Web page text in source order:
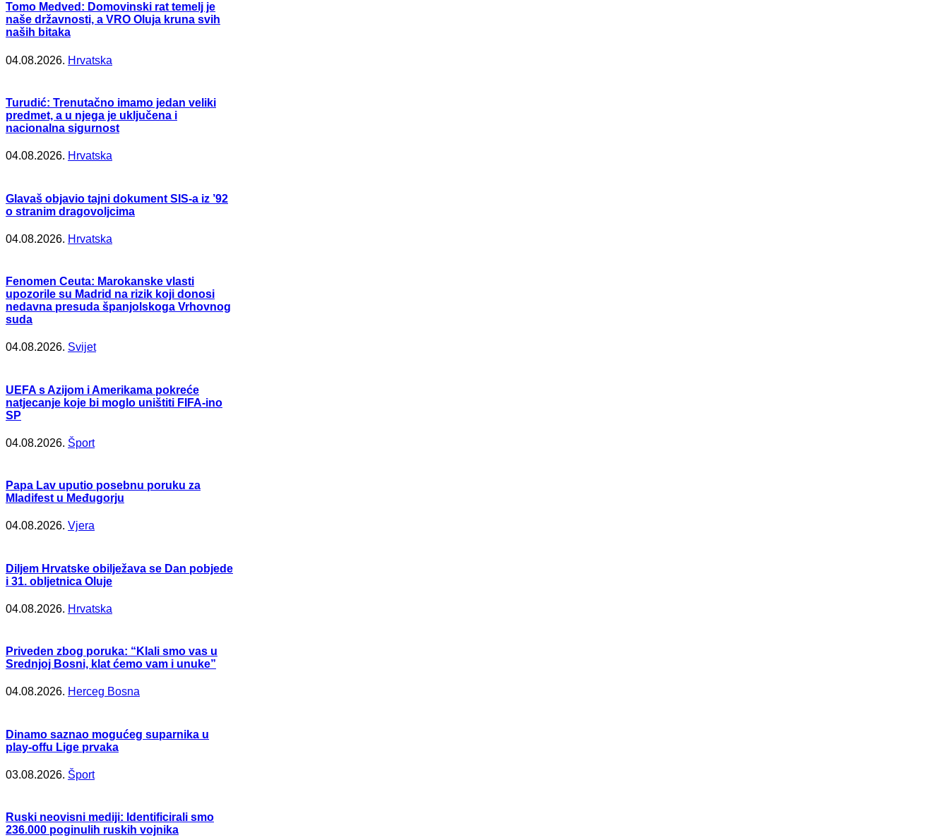
Tomo Medved: Domovinski rat temelj je
naše državnosti, a VRO Oluja kruna svih
naših bitaka
04.08.2026. Hrvatska
Turudić: Trenutačno imamo jedan veliki
predmet, a u njega je uključena i
nacionalna sigurnost
04.08.2026. Hrvatska
Glavaš objavio tajni dokument SIS-a iz ’92
o stranim dragovoljcima
04.08.2026. Hrvatska
Fenomen Ceuta: Marokanske vlasti
upozorile su Madrid na rizik koji donosi
nedavna presuda španjolskoga Vrhovnog
suda
04.08.2026. Svijet
UEFA s Azijom i Amerikama pokreće
natjecanje koje bi moglo uništiti FIFA-ino
SP
04.08.2026. Šport
Papa Lav uputio posebnu poruku za
Mladifest u Međugorju
04.08.2026. Vjera
Diljem Hrvatske obilježava se Dan pobjede
i 31. obljetnica Oluje
04.08.2026. Hrvatska
Priveden zbog poruka: “Klali smo vas u
Srednjoj Bosni, klat ćemo vam i unuke”
04.08.2026. Herceg Bosna
Dinamo saznao mogućeg suparnika u
play-offu Lige prvaka
03.08.2026. Šport
Ruski neovisni mediji: Identificirali smo
236.000 poginulih ruskih vojnika